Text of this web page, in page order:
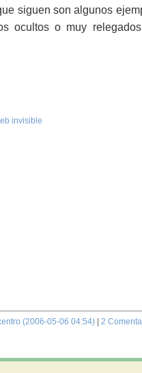
siguen son algunos
ocultos o muy
invisible
(2006-05-06 04:54) | 2